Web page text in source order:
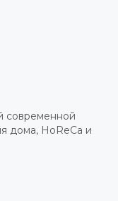
современной
дома, HoReCa и